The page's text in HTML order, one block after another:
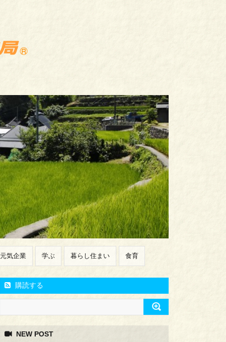
元気企業 学ぶ 暮らし住まい 食育
購読する
NEW POST